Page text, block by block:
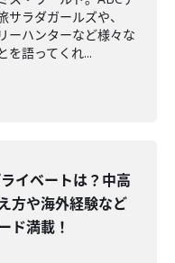
ラダガールズや、
ーハンターなど様々な
を語ってくれ...
イベートは？中高
方や海外経験など
ド満載！